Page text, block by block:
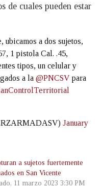
de cuales pueden estar
ubicamos a dos sujetos,
1 pistola Cal. .45,
tipos, un celular y
a la @PNCSV para
January
a sujetos fuertemente
en San Vicente
11 marzo 2023 3:30 PM